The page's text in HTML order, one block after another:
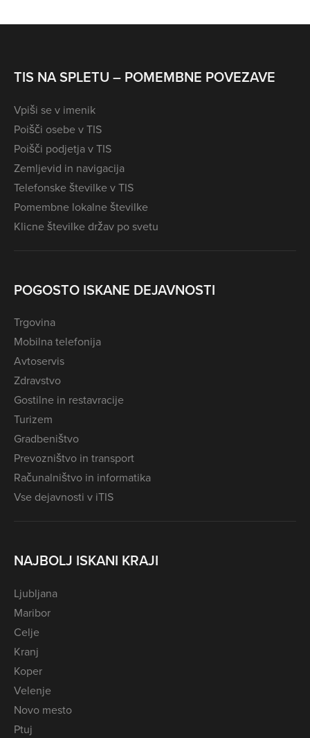
TIS NA SPLETU – POMEMBNE POVEZAVE
Vpiši se v imenik
Poišči osebe v TIS
Poišči podjetja v TIS
Zemljevid in navigacija
Telefonske številke v TIS
Pomembne lokalne številke
Klicne številke držav po svetu
POGOSTO ISKANE DEJAVNOSTI
Trgovina
Mobilna telefonija
Avtoservis
Zdravstvo
Gostilne in restavracije
Turizem
Gradbeništvo
Prevozništvo in transport
Računalništvo in informatika
Vse dejavnosti v iTIS
NAJBOLJ ISKANI KRAJI
Ljubljana
Maribor
Celje
Kranj
Koper
Velenje
Novo mesto
Ptuj